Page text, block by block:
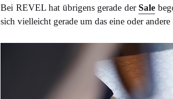
Bei REVEL hat übrigens gerade der Sale
sich vielleicht gerade um das eine oder